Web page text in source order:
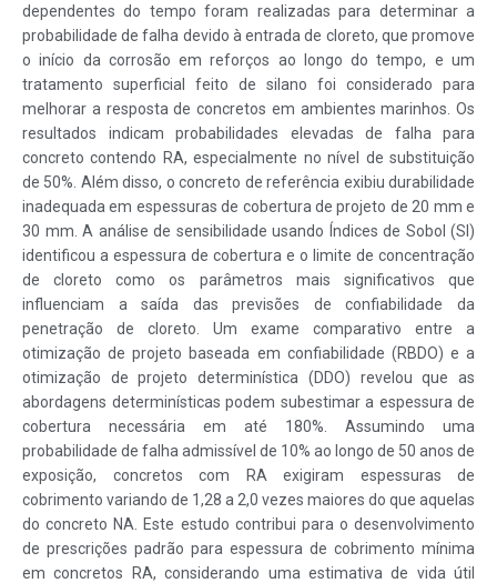
dependentes do tempo foram realizadas para determinar a
probabilidade de falha devido à entrada de cloreto, que promove
o início da corrosão em reforços ao longo do tempo, e um
tratamento superficial feito de silano foi considerado para
melhorar a resposta de concretos em ambientes marinhos. Os
resultados indicam probabilidades elevadas de falha para
concreto contendo RA, especialmente no nível de substituição
de 50%. Além disso, o concreto de referência exibiu durabilidade
inadequada em espessuras de cobertura de projeto de 20 mm e
30 mm. A análise de sensibilidade usando Índices de Sobol (SI)
identificou a espessura de cobertura e o limite de concentração
de cloreto como os parâmetros mais significativos que
influenciam a saída das previsões de confiabilidade da
penetração de cloreto. Um exame comparativo entre a
otimização de projeto baseada em confiabilidade (RBDO) e a
otimização de projeto determinística (DDO) revelou que as
abordagens determinísticas podem subestimar a espessura de
cobertura necessária em até 180%. Assumindo uma
probabilidade de falha admissível de 10% ao longo de 50 anos de
exposição, concretos com RA exigiram espessuras de
cobrimento variando de 1,28 a 2,0 vezes maiores do que aquelas
do concreto NA. Este estudo contribui para o desenvolvimento
de prescrições padrão para espessura de cobrimento mínima
em concretos RA, considerando uma estimativa de vida útil